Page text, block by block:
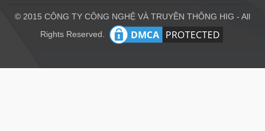
© 2015 CÔNG TY CÔNG NGHỆ VÀ TRUYỀN THÔNG HIG - All
Rights Reserved.